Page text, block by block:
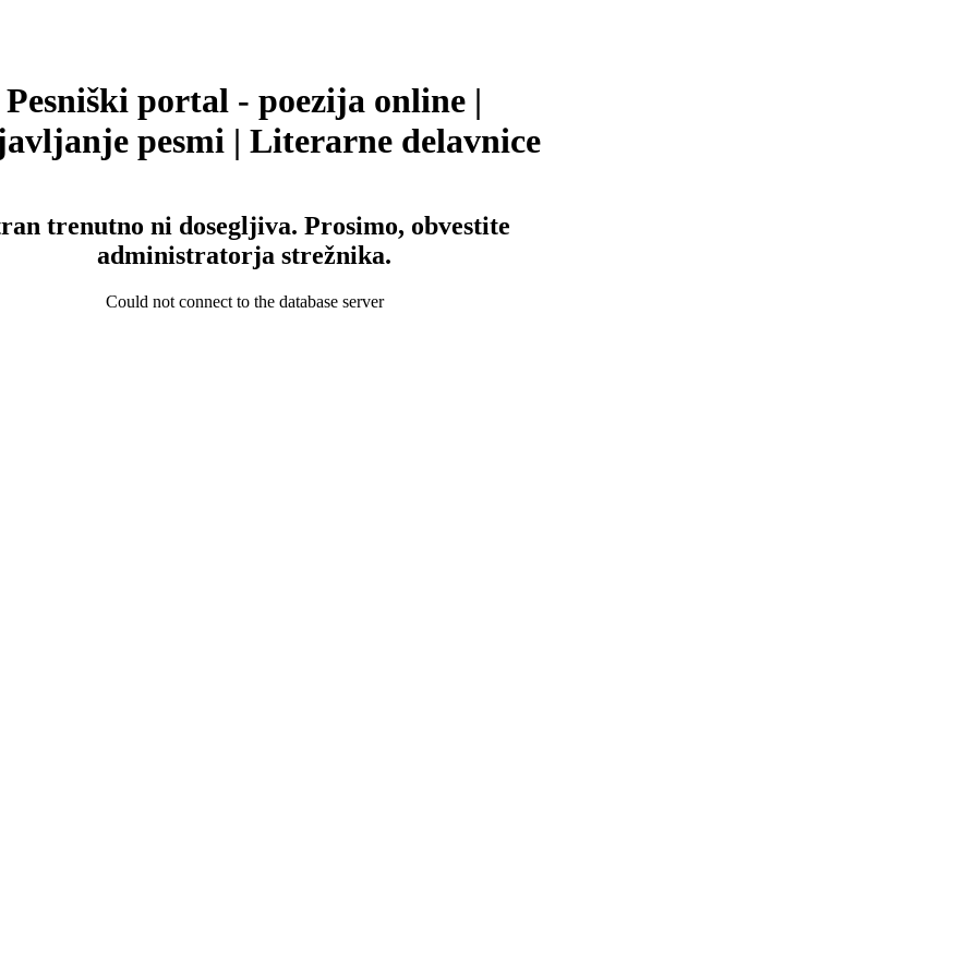
Pesniški portal - poezija online |
pesmi | Literarne delavnice
trenutno ni dosegljiva. Prosimo, obvestite
administratorja strežnika.
Could not connect to the database server